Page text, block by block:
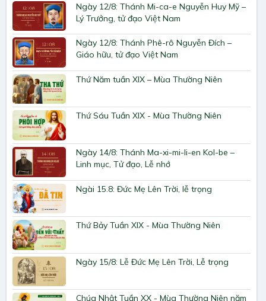
Ngày 12/8: Thánh Mi-ca-e Nguyễn Huy Mỹ –
Lý Trưởng, tử đạo Việt Nam
Ngày 12/8: Thánh Phê-rô Nguyễn Đích –
Giáo hữu, tử đạo Việt Nam
Thứ Năm tuần XIX – Mùa Thường Niên
Thứ Sáu Tuần XIX - Mùa Thường Niên
Ngày 14/8: Thánh Ma-xi-mi-li-en Kol-be –
Linh mục, Tử đạo, Lễ nhớ
Ngài 15.8: Đức Mẹ Lên Trời, lễ trọng
Thứ Bảy Tuần XIX - Mùa Thường Niên
Ngày 15/8: Lễ Đức Mẹ Lên Trời, Lễ trọng
Chúa Nhật Tuần XX - Mùa Thường Niên năm